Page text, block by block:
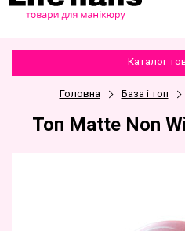
Каталог
Головна База і топ
Топ Matte Non